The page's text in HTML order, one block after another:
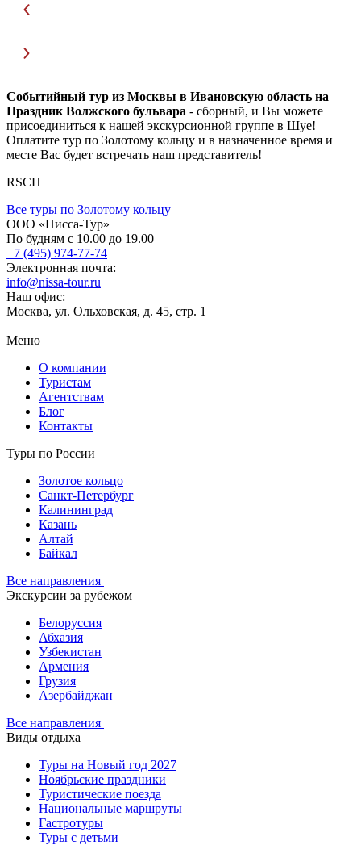
Событийный тур из Москвы в Ивановскую область на
Праздник Волжского бульвара - сборный, и Вы можете
присоединиться к нашей экскурсионной группе в Шуе!
Оплатите тур по Золотому кольцу и в назначенное время и
месте Вас будет встречать наш представитель!
RSCH
Все туры по Золотому кольцy
ООО «Нисса-Тур»
По будням с 10.00 до 19.00
+7 (495) 974-77-74
Электронная почта:
info@nissa-tour.ru
Наш офис:
Москва, ул. Ольховская, д. 45, стр. 1
Меню
О компании
Туристам
Агентствам
Блог
Контакты
Туры по России
Золотое кольцо
Санкт-Петербург
Калининград
Казань
Алтай
Байкал
Все направления
Экскурсии за рубежом
Белоруссия
Абхазия
Узбекистан
Армения
Грузия
Азербайджан
Все направления
Виды отдыха
Туры на Новый год 2027
Ноябрьские праздники
Туристические поезда
Национальные маршруты
Гастротуры
Туры с детьми